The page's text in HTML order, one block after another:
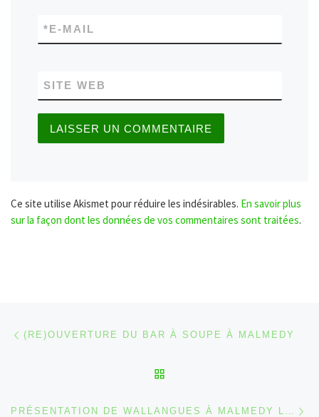
E-MAIL
*
SITE WEB
Ce site utilise Akismet pour réduire les indésirables. En savoir plus
sur la façon dont les données de vos commentaires sont traitées.
Parcourir les articles
(RE)OUVERTURE DU BAR À SOUPE À MALMEDY
PRÉSENTATION DE WALLANGUES À MALMEDY LE 05/10